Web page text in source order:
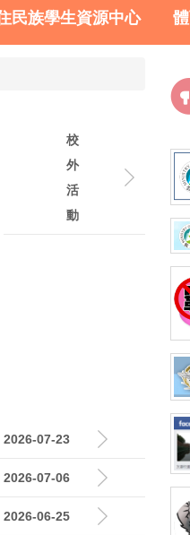
民族學生資源中心
校
外
活
動
2026-07-23
2026-07-06
2026-06-25